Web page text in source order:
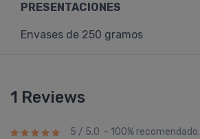
PRESENTACIONES
Envases de 250 gramos
1 Reviews
5 / 5.0 - 100% recomendado.